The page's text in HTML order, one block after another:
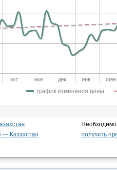
график изменения цены
окт ноя дек янв фев
Необходимо
— Казахстан
получить